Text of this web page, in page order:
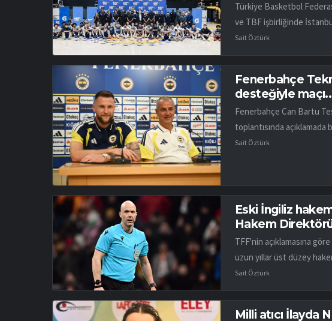
Türkiye Basketbol
ve TBF işbirliğinde
Sait Öztürk
Fenerbahçe
desteğiyle
Fenerbahçe Can Bartu
toplantısında açıklamada
Sait Öztürk
Eski İngiliz
Hakem
TFF'nin açıklamasına
uzun yıllar üst düzey
Sait Öztürk
Milli atıcı İlayda